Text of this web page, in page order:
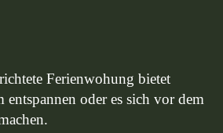
Ferienwohung bietet
entspannen oder es sich vor dem